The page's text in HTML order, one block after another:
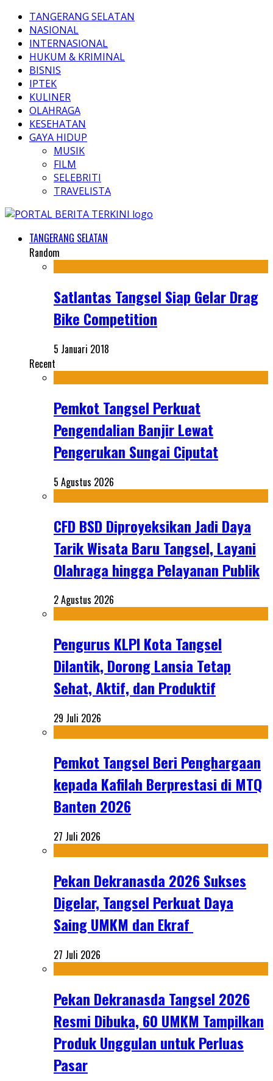
TANGERANG SELATAN
NASIONAL
INTERNASIONAL
HUKUM & KRIMINAL
BISNIS
IPTEK
KULINER
OLAHRAGA
KESEHATAN
GAYA HIDUP
MUSIK
FILM
SELEBRITI
TRAVELISTA
TANGERANG SELATAN
Random
Satlantas Tangsel Siap Gelar Drag
Bike Competition
5 Januari 2018
Recent
Pemkot Tangsel Perkuat
Pengendalian Banjir Lewat
Pengerukan Sungai Ciputat
5 Agustus 2026
CFD BSD Diproyeksikan Jadi Daya
Tarik Wisata Baru Tangsel, Layani
Olahraga hingga Pelayanan Publik
2 Agustus 2026
Pengurus KLPI Kota Tangsel
Dilantik, Dorong Lansia Tetap
Sehat, Aktif, dan Produktif
29 Juli 2026
Pemkot Tangsel Beri Penghargaan
kepada Kafilah Berprestasi di MTQ
Banten 2026
27 Juli 2026
Pekan Dekranasda 2026 Sukses
Digelar, Tangsel Perkuat Daya
Saing UMKM dan Ekraf
27 Juli 2026
Pekan Dekranasda Tangsel 2026
Resmi Dibuka, 60 UMKM Tampilkan
Produk Unggulan untuk Perluas
Pasar